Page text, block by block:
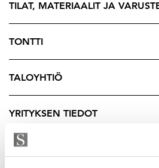
Sovi esittely
Kiinteistönvälittäjä LKV, YKV,
Strand Properties Brand Partner
040 589 7299 - maarit@strand.fi
TILAT, MATERIAALIT JA
TONTTI
TALOYHTIÖ
YRITYKSEN TIEDOT